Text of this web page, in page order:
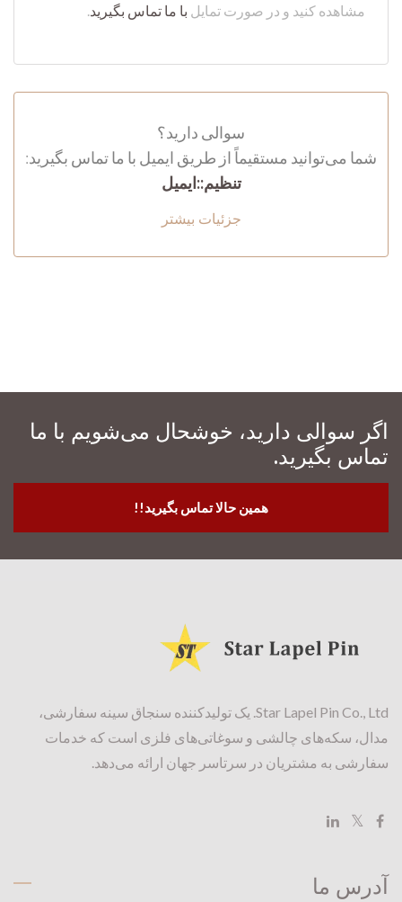
مشاهده کنید و در صورت تمایل با ما تماس بگیرید
سوالی دارید؟
شما می‌توانید مستقیماً از طریق ایمیل با ما تماس بگیرید:
تنظیم::ایمیل
جزئیات بیشتر
اگر سوالی دارید، خوشحال می‌شویم با ما
تماس بگیرید.
همین حالا تماس بگیرید!!
Star Lapel Pin Co., Ltd. یک تولیدکننده سنجاق سینه سفارشی،
مدال، سکه‌های چالشی و سوغاتی‌های فلزی است که خدمات
سفارشی به مشتریان در سرتاسر جهان ارائه می‌دهد.
آدرس ما